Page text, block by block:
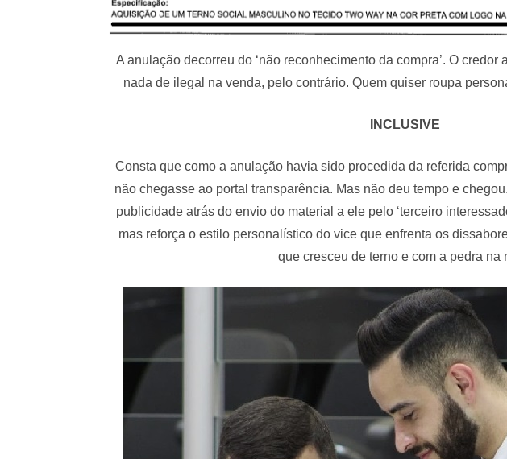
A anulação decorreu do ‘não reconhecimento da compra’. O
nada de ilegal na venda, pelo contrário. Quem quiser roupa
INCLUSIVE
Consta que como a anulação havia sido procedida da referida
não chegasse ao portal transparência. Mas não deu tempo e
publicidade atrás do envio do material a ele pelo ‘terceiro
mas reforça o estilo personalístico do vice que enfrenta os
que cresceu de terno e com a pedra na